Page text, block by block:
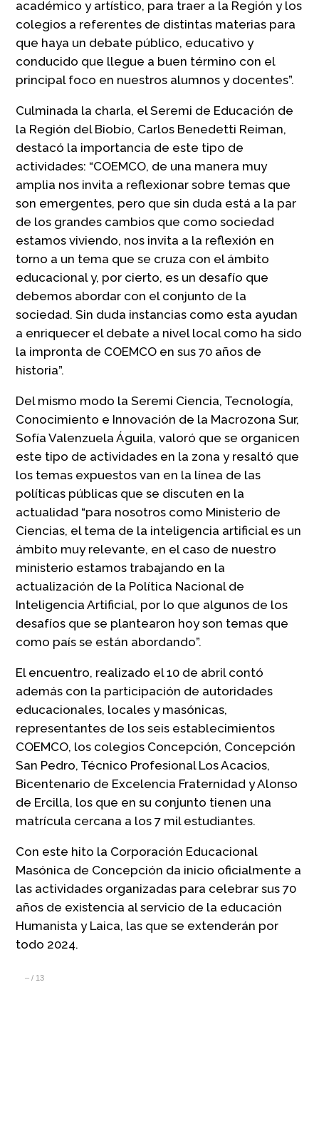
académico y artístico, para traer a la Región y los
colegios a referentes de distintas materias para
que haya un debate público, educativo y
conducido que llegue a buen término con el
principal foco en nuestros alumnos y docentes”.
Culminada la charla, el Seremi de Educación de
la Región del Biobío, Carlos Benedetti Reiman,
destacó la importancia de este tipo de
actividades: “COEMCO, de una manera muy
amplia nos invita a reflexionar sobre temas que
son emergentes, pero que sin duda está a la par
de los grandes cambios que como sociedad
estamos viviendo, nos invita a la reflexión en
torno a un tema que se cruza con el ámbito
educacional y, por cierto, es un desafío que
debemos abordar con el conjunto de la
sociedad. Sin duda instancias como esta ayudan
a enriquecer el debate a nivel local como ha sido
la impronta de COEMCO en sus 70 años de
historia”.
Del mismo modo la Seremi Ciencia, Tecnología,
Conocimiento e Innovación de la Macrozona Sur,
Sofía Valenzuela Águila, valoró que se organicen
este tipo de actividades en la zona y resaltó que
los temas expuestos van en la línea de las
políticas públicas que se discuten en la
actualidad “para nosotros como Ministerio de
Ciencias, el tema de la inteligencia artificial es un
ámbito muy relevante, en el caso de nuestro
ministerio estamos trabajando en la
actualización de la Política Nacional de
Inteligencia Artificial, por lo que algunos de los
desafíos que se plantearon hoy son temas que
como país se están abordando”.
El encuentro, realizado el 10 de abril contó
además con la participación de autoridades
educacionales, locales y masónicas,
representantes de los seis establecimientos
COEMCO, los colegios Concepción, Concepción
San Pedro, Técnico Profesional Los Acacios,
Bicentenario de Excelencia Fraternidad y Alonso
de Ercilla, los que en su conjunto tienen una
matrícula cercana a los 7 mil estudiantes.
Con este hito la Corporación Educacional
Masónica de Concepción da inicio oficialmente a
las actividades organizadas para celebrar sus 70
años de existencia al servicio de la educación
Humanista y Laica, las que se extenderán por
todo 2024.
– / 13